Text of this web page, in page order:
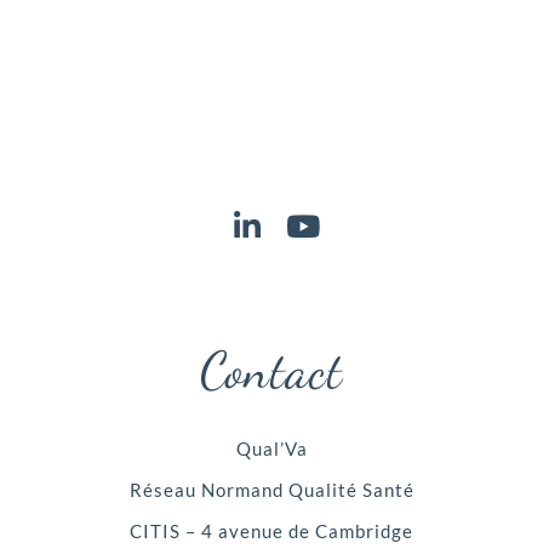
Contact
Qual’Va
Réseau Normand Qualité Santé
CITIS – 4 avenue de Cambridge